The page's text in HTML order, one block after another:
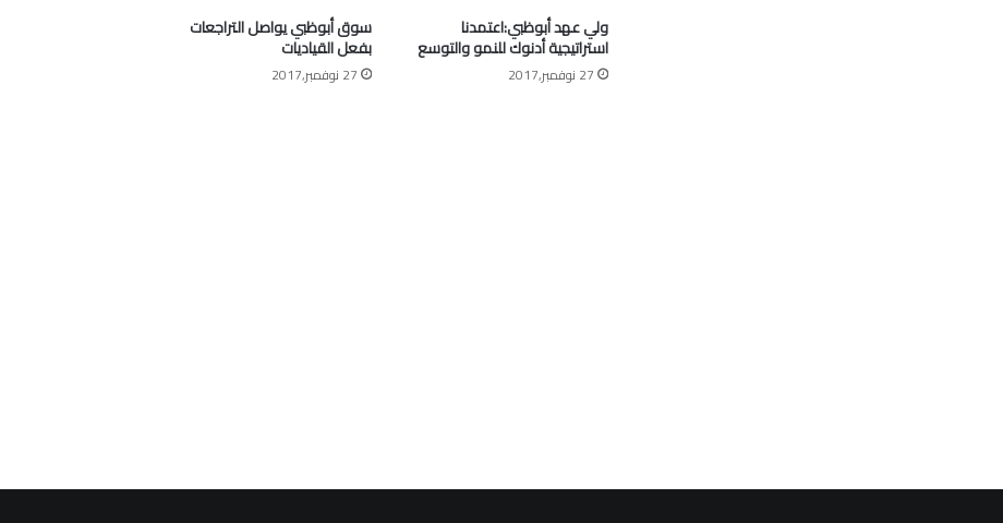
ولي عهد أبوظبي:اعتمدنا
استراتيجية أدنوك للنمو والتوسع
27 نوفمبر,2017
سوق أبوظبي يواصل التراجعات
بفعل القياديات
27 نوفمبر,2017